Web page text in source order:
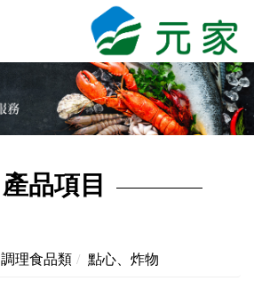
產品項目
調理食品類 點心、炸物